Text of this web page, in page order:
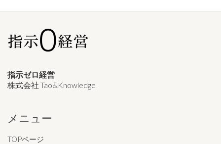
指示ゼロ経営
株式会社 Tao&Knowledge
メニュー
TOPページ